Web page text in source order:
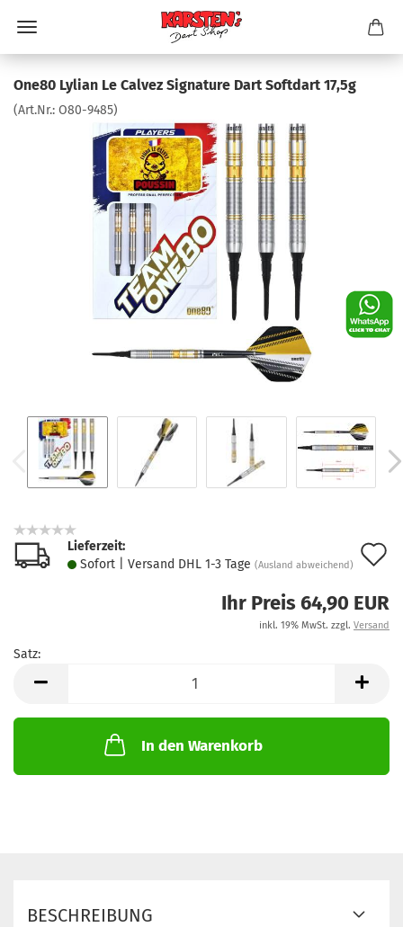
One80 Lylian Le Calvez Signature Dart Softdart 17,5g
(Art.Nr.: O80-9485)
Lieferzeit:
Sofort | Versand DHL 1-3 Tage (Ausland abweichend)
Ihr Preis 64,90 EUR
inkl. 19% MwSt. zzgl. Versand
Satz:
In den Warenkorb
BESCHREIBUNG